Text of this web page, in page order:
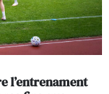
l’entrenament